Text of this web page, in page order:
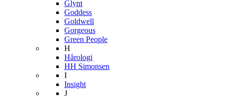
Glynt
Goddess
Goldwell
Gorgeous
Green People
H
Hårologi
HH Simonsen
I
Insight
J